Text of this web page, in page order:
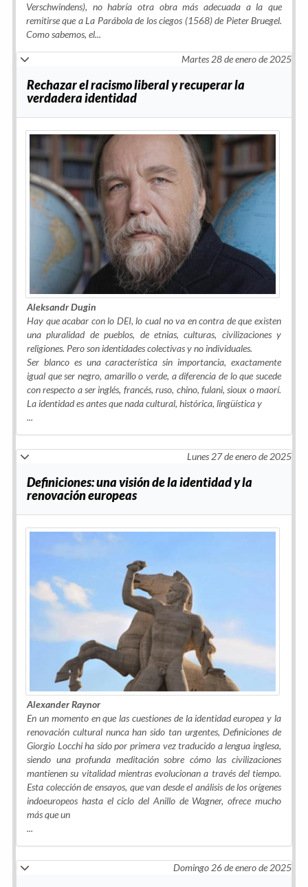
Verschwindens), no habría otra obra más adecuada a la que
remitirse que a La Parábola de los ciegos (1568) de Pieter Bruegel.
Como sabemos, el...
Martes 28 de enero de 2025
Rechazar el racismo liberal y recuperar la
verdadera identidad
Aleksandr Dugin
Hay que acabar con lo DEI, lo cual no va en contra de que existen
una pluralidad de pueblos, de etnias, culturas, civilizaciones y
religiones. Pero son identidades colectivas y no individuales.
Ser blanco es una característica sin importancia, exactamente
igual que ser negro, amarillo o verde, a diferencia de lo que sucede
con respecto a ser inglés, francés, ruso, chino, fulani, sioux o maorí.
La identidad es antes que nada cultural, histórica, lingüística y
...
Lunes 27 de enero de 2025
Definiciones: una visión de la identidad y la
renovación europeas
Alexander Raynor
En un momento en que las cuestiones de la identidad europea y la
renovación cultural nunca han sido tan urgentes, Definiciones de
Giorgio Locchi ha sido por primera vez traducido a lengua inglesa,
siendo una profunda meditación sobre cómo las civilizaciones
mantienen su vitalidad mientras evolucionan a través del tiempo.
Esta colección de ensayos, que van desde el análisis de los orígenes
indoeuropeos hasta el ciclo del Anillo de Wagner, ofrece mucho
más que un
...
Domingo 26 de enero de 2025